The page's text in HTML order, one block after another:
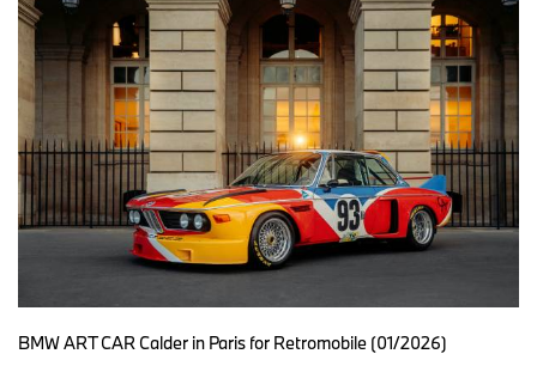
BMW ART CAR Calder in Paris for Retromobile (01/2026)